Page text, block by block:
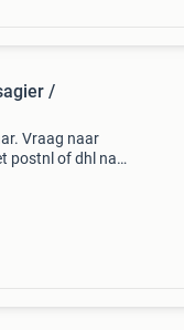
/
Vraag naar
postnl of dhl naar